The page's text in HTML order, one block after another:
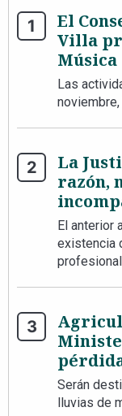
El
Villa
Música
Las
La
razón,
El anterior
existencia
profesional
Serán
lluvias de